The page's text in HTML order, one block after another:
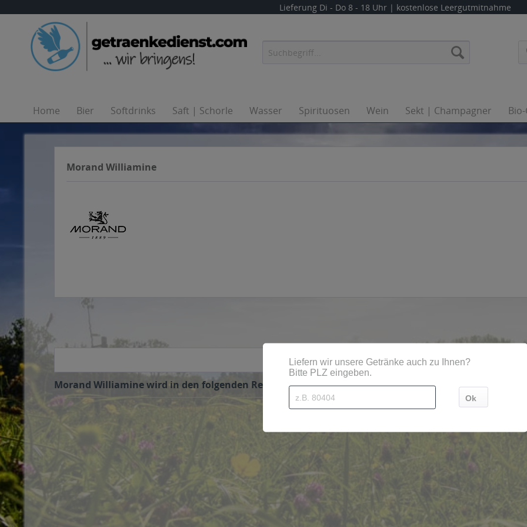
Lieferung Di - Do 8 - 18 Uhr | kostenlose Leergutmitnahme
Home Bier Softdrinks Saft | Schorle Wasser Spirituosen Wein Sekt | Champagner
Morand Williamine
Morand Williamine wird in den folgenden Regionen, Städten, Orten und Postleitzahl-Gebieten